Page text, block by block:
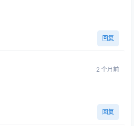
回复
2 个月前
回复